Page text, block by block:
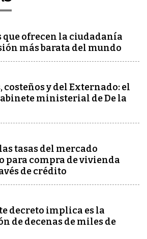
que ofrecen la ciudadanía
más barata del mundo
costeños y del Externado: el
ministerial de De la
tasas del mercado
para compra de vivienda
de crédito
decreto implica es la
de decenas de miles de